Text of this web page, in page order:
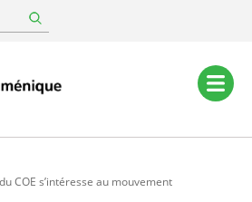
COE s’intéresse au mouvement